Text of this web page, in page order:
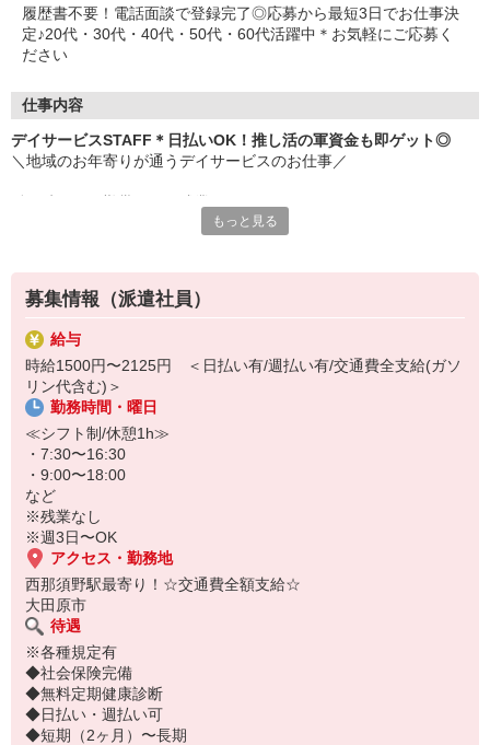
履歴書不要！電話面談で登録完了◎応募から最短3日でお仕事決
定♪20代・30代・40代・50代・60代活躍中＊お気軽にご応募く
ださい
仕事内容
デイサービスSTAFF＊日払いOK！推し活の軍資金も即ゲット◎
＼地域のお年寄りが通うデイサービスのお仕事／
お仕事のあとはスグ推し事ができます◎
・リハビリのサポート
・レクリエーション企画、実施
・食事や入浴等の介助、サポート
・お話相手
・送迎（できる方のみ）
など
シンプルなお仕事ばかりで難しいことは一切ありません♪無資格・未
経験の方も大歓迎◎
ご応募お待ちしております！
もっと見る
募集情報（派遣社員）
給与
時給1500円〜2125円 ＜日払い有/週払い有/交通費全支給(ガソ
リン代含む)＞
勤務時間・曜日
≪シフト制/休憩1h≫
・7:30〜16:30
・9:00〜18:00
など
※残業なし
※週3日〜OK
アクセス・勤務地
西那須野駅最寄り！☆交通費全額支給☆
大田原市
待遇
※各種規定有
◆社会保険完備
◆無料定期健康診断
◆日払い・週払い可
◆短期（2ヶ月）〜長期